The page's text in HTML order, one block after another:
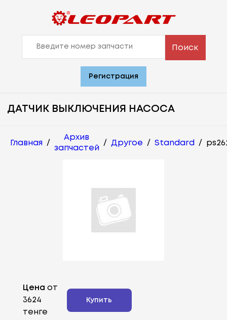
Поиск
Регистрация
ДАТЧИК ВЫКЛЮЧЕНИЯ НАСОСА
Главная /
Архив
запчастей
/ Другое / Standard /
Цена от
3624
тенге
Купить